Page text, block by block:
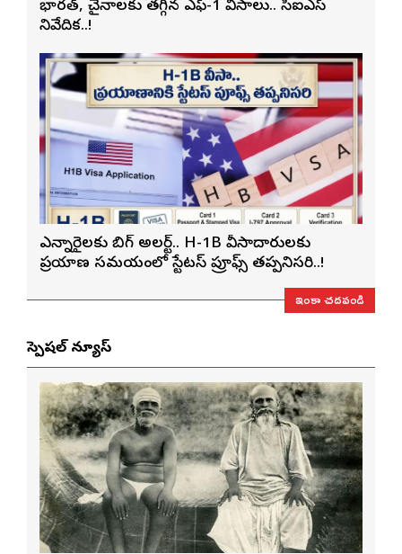
భారత్, చైనాలకు తగ్గిన ఎఫ్-1 వీసాలు.. సీఐఎస్
నివేదిక..!
ఎన్నారైలకు బిగ్ అలర్ట్.. H-1B వీసాదారులకు
ప్రయాణ సమయంలో స్టేటస్ ప్రూఫ్స్ తప్పనిసరి..!
ఇంకా చదవండి
స్పెషల్ న్యూస్